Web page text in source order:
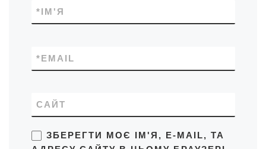
ІМ'Я
*
EMAIL
*
САЙТ
ЗБЕРЕГТИ МОЄ ІМ'Я, E-MAIL, ТА